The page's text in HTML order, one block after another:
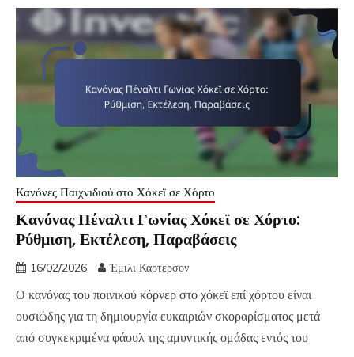
Κανόνες Παιχνιδιού στο Χόκεϊ σε Χόρτο
Κανόνας Πέναλτι Γωνίας Χόκεϊ σε Χόρτο:
Ρύθμιση, Εκτέλεση, Παραβάσεις
16/02/2026 Έμιλι Κάρτερσον
Ο κανόνας του ποινικού κόρνερ στο χόκεϊ επί χόρτου είναι
ουσιώδης για τη δημιουργία ευκαιριών σκοραρίσματος μετά
από συγκεκριμένα φάουλ της αμυντικής ομάδας εντός του